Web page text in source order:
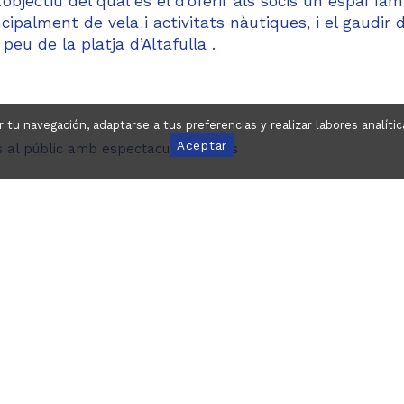
navegación, adaptarse a tus preferencias y realizar labores
Aceptar
de vela i activitats nàutiques, i el gaudir
de la platja d’Altafulla .
al públic amb espectaculars vistes